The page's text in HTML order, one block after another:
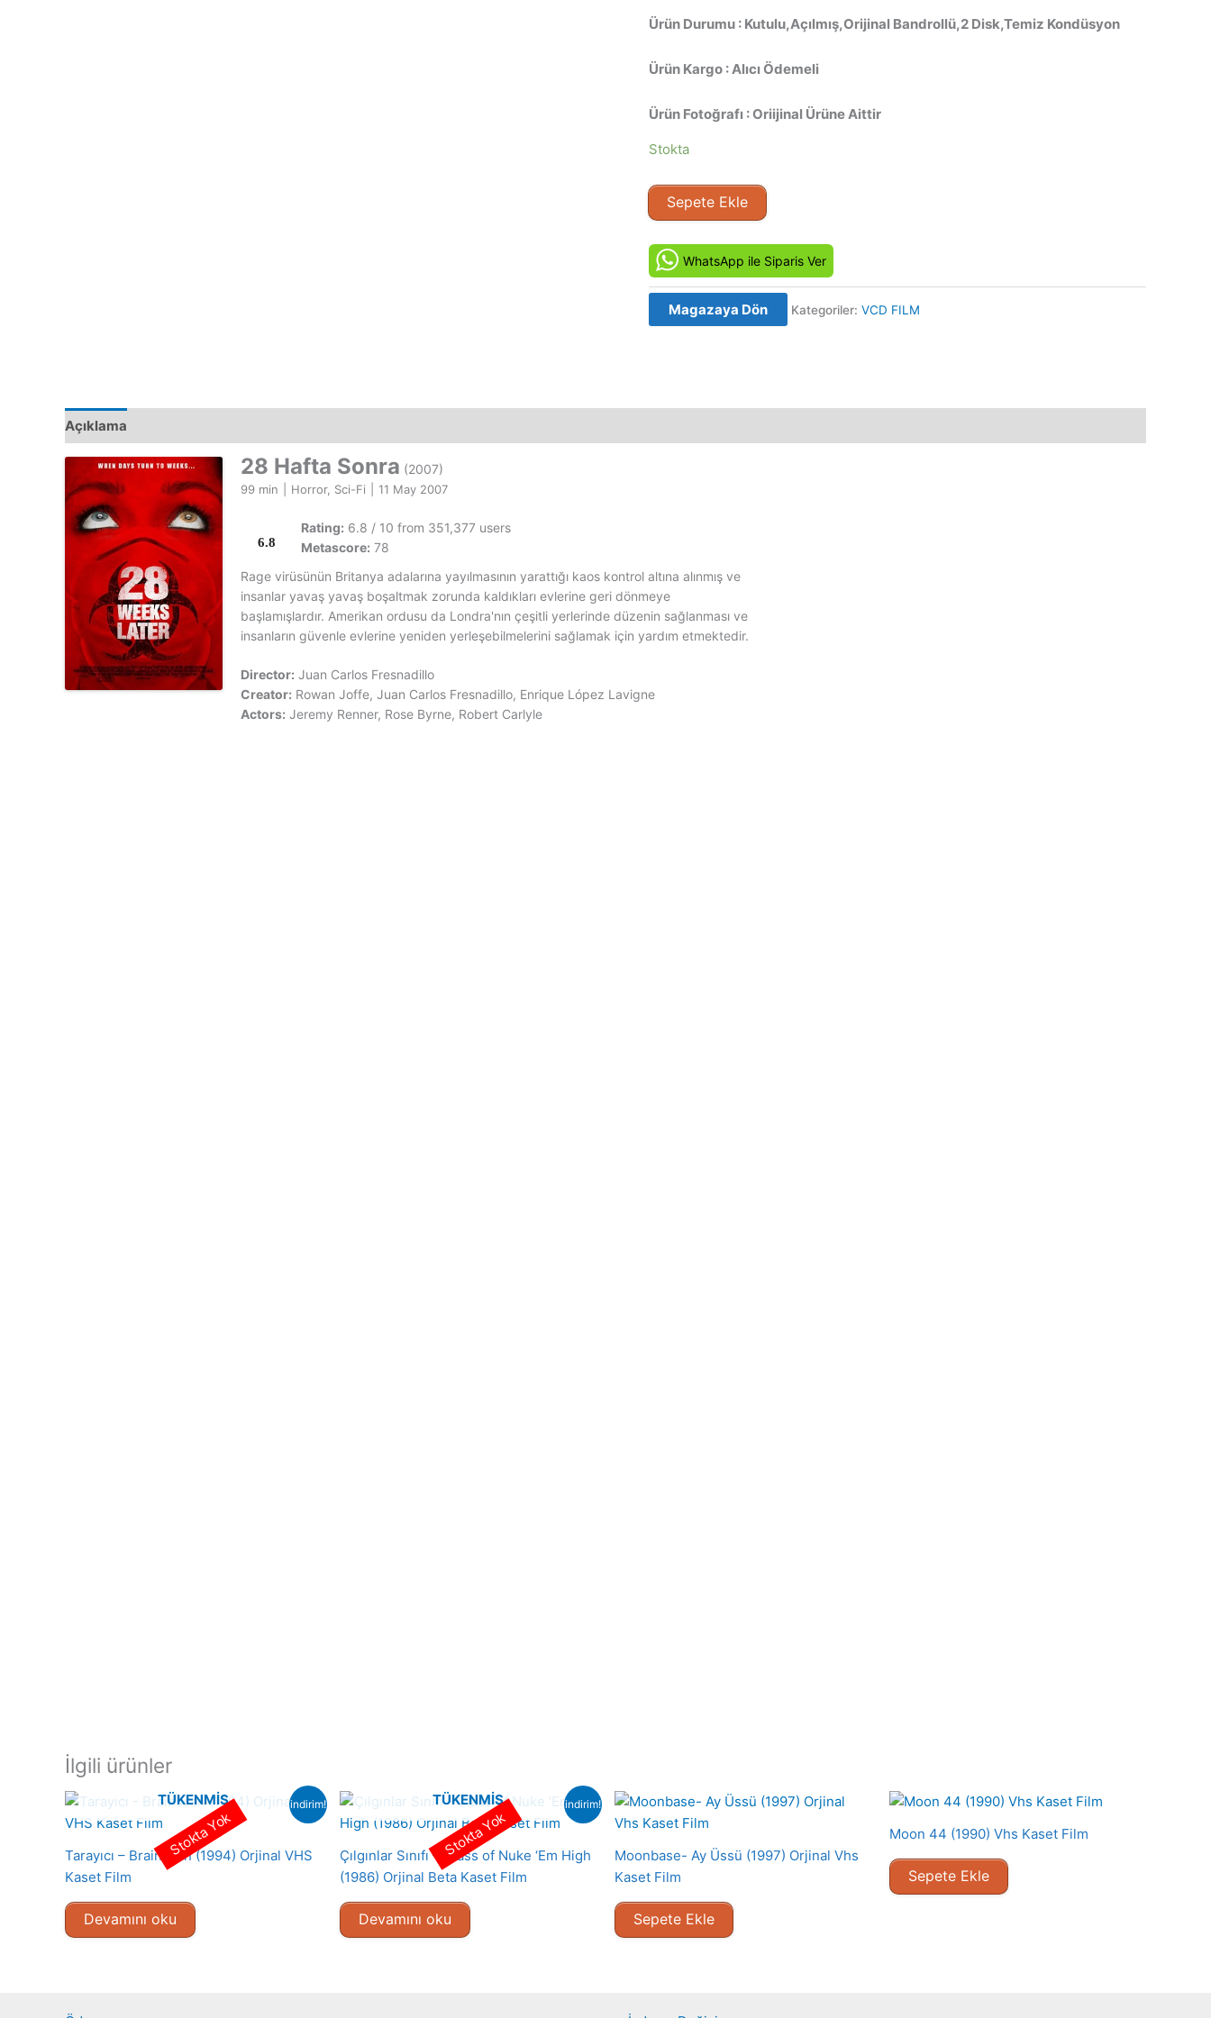
Ürün Durumu : Kutulu,Açılmış,Orijinal Bandrollü,2 Disk,Temiz Kondüsyon
Ürün Kargo : Alıcı Ödemeli
Ürün Fotoğrafı : Oriijinal Ürüne Aittir
Stokta
28
Hafta
28
Weeks
Later
Film
Sepete Ekle
WhatsApp ile Siparis Ver
Magazaya Dön Kategoriler: VCD FILM
Açıklama
28 Hafta Sonra (2007)
99 min Horror, Sci-Fi 11 May 2007
6.8
Rating: 6.8 / 10 from 351,377 users
Metascore: 78
Rage virüsünün Britanya adalarına yayılmasının yarattığı kaos kontrol altına alınmış ve
insanlar yavaş yavaş boşaltmak zorunda kaldıkları evlerine geri dönmeye
başlamışlardır. Amerikan ordusu da Londra'nın çeşitli yerlerinde düzenin sağlanması ve
insanların güvenle evlerine yeniden yerleşebilmelerini sağlamak için yardım etmektedir.
Director: Juan Carlos Fresnadillo
Creator: Rowan Joffe, Juan Carlos Fresnadillo, Enrique López Lavigne
Actors: Jeremy Renner, Rose Byrne, Robert Carlyle
İlgili ürünler
indirim!
TÜKENMIŞ
Tarayıcı – Brainscan (1994) Orjinal VHS
Kaset Film
Devamını oku
Stokta Yok
indirim!
TÜKENMIŞ
Çılgınlar Sınıfı – Class of Nuke ‘Em High
(1986) Orjinal Beta Kaset Film
Devamını oku
Stokta Yok
Moonbase- Ay Üssü (1997) Orjinal Vhs
Kaset Film
Sepete Ekle
Moon 44 (1990) Vhs Kaset Film
Sepete Ekle